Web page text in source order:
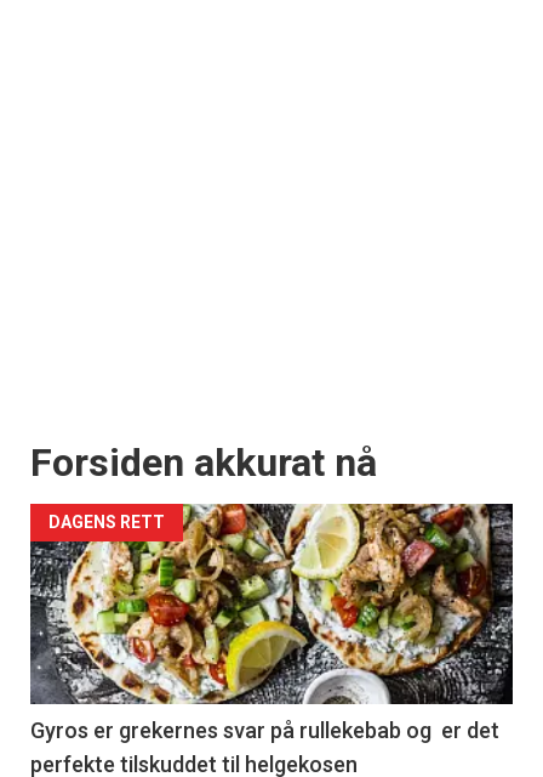
Forsiden akkurat nå
DAGENS RETT
Gyros er grekernes svar på rullekebab og er det
perfekte tilskuddet til helgekosen